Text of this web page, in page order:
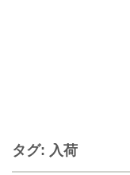
タグ: 入荷